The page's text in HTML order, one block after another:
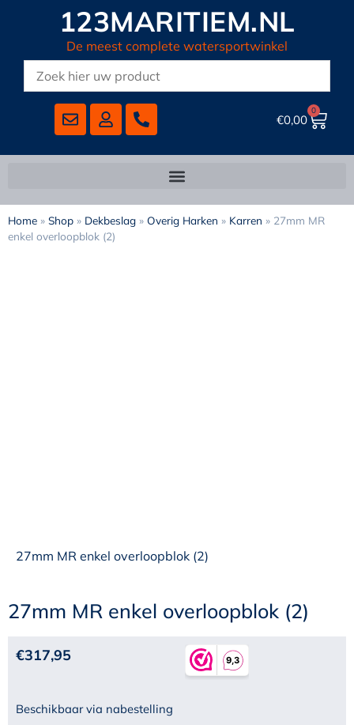
123MARITIEM.NL
De meest complete watersportwinkel
€0,00
0
Home » Shop » Dekbeslag » Overig Harken » Karren » 27mm MR
enkel overloopblok (2)
27mm MR enkel overloopblok (2)
27mm MR enkel overloopblok (2)
€317,95
Beschikbaar via nabestelling